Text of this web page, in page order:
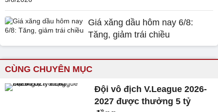
Giá xăng dầu hôm nay 6/8:
Tăng, giảm trái chiều
CÙNG CHUYÊN MỤC
Đội vô địch V.League 2026-
2027 được thưởng 5 tỷ